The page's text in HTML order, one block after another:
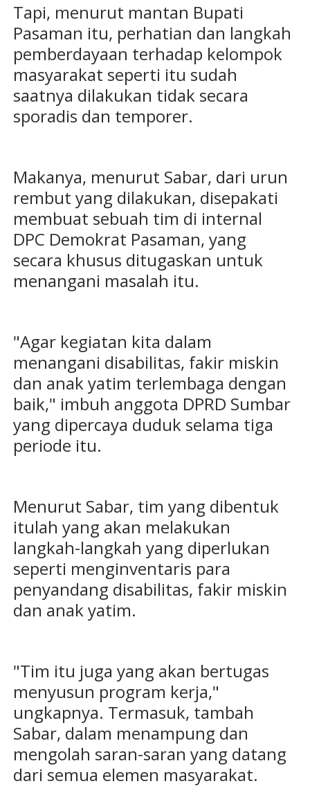
Tapi, menurut mantan Bupati
Pasaman itu, perhatian dan langkah
pemberdayaan terhadap kelompok
masyarakat seperti itu sudah
saatnya dilakukan tidak secara
sporadis dan temporer.
Makanya, menurut Sabar, dari urun
rembut yang dilakukan, disepakati
membuat sebuah tim di internal
DPC Demokrat Pasaman, yang
secara khusus ditugaskan untuk
menangani masalah itu.
"Agar kegiatan kita dalam
menangani disabilitas, fakir miskin
dan anak yatim terlembaga dengan
baik," imbuh anggota DPRD Sumbar
yang dipercaya duduk selama tiga
periode itu.
Menurut Sabar, tim yang dibentuk
itulah yang akan melakukan
langkah-langkah yang diperlukan
seperti menginventaris para
penyandang disabilitas, fakir miskin
dan anak yatim.
"Tim itu juga yang akan bertugas
menyusun program kerja,"
ungkapnya. Termasuk, tambah
Sabar, dalam menampung dan
mengolah saran-saran yang datang
dari semua elemen masyarakat.